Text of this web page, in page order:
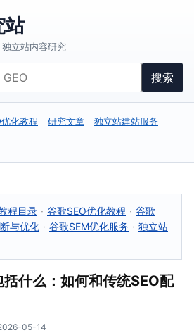
站
立站内容研究
搜索
化教程 研究文章
独立站建站服务
程目录 · 谷歌SEO优化教程 · 谷歌
与优化 · 谷歌SEM优化服务 · 独立站
什么：如何和传统SEO配
05-14